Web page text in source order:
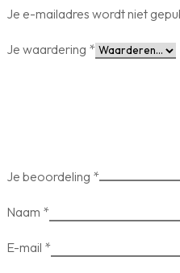
Je e-mailadres wordt niet
Je waardering *
Je beoordeling *
Naam *
E-mail *